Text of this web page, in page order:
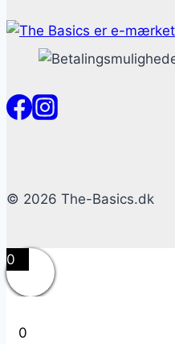
© 2026 The-Basics.dk
0
0